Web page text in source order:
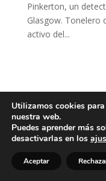
Pinkerton, un
Glasgow. Tonelero
activo del...
Utilizamos cookies
nuestra web.
Puedes aprender más
desactivarlas en los
Aceptar